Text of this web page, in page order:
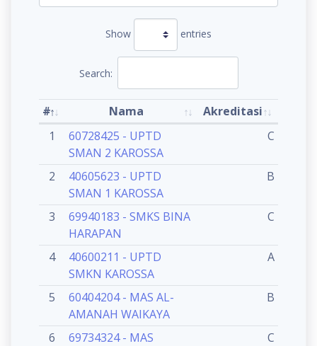
Show entries
Search:
# Nama
Akreditasi
1
60728425 - UPTD
SMAN 2 KAROSSA
C
2
40605623 - UPTD
SMAN 1 KAROSSA
B
3
69940183 - SMKS BINA
HARAPAN
C
4
40600211 - UPTD
SMKN KAROSSA
A
5
60404204 - MAS AL-
AMANAH WAIKAYA
B
6
69734324 - MAS
C